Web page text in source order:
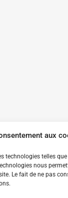
aux
technologies telles
nous
Le fait de ne pas